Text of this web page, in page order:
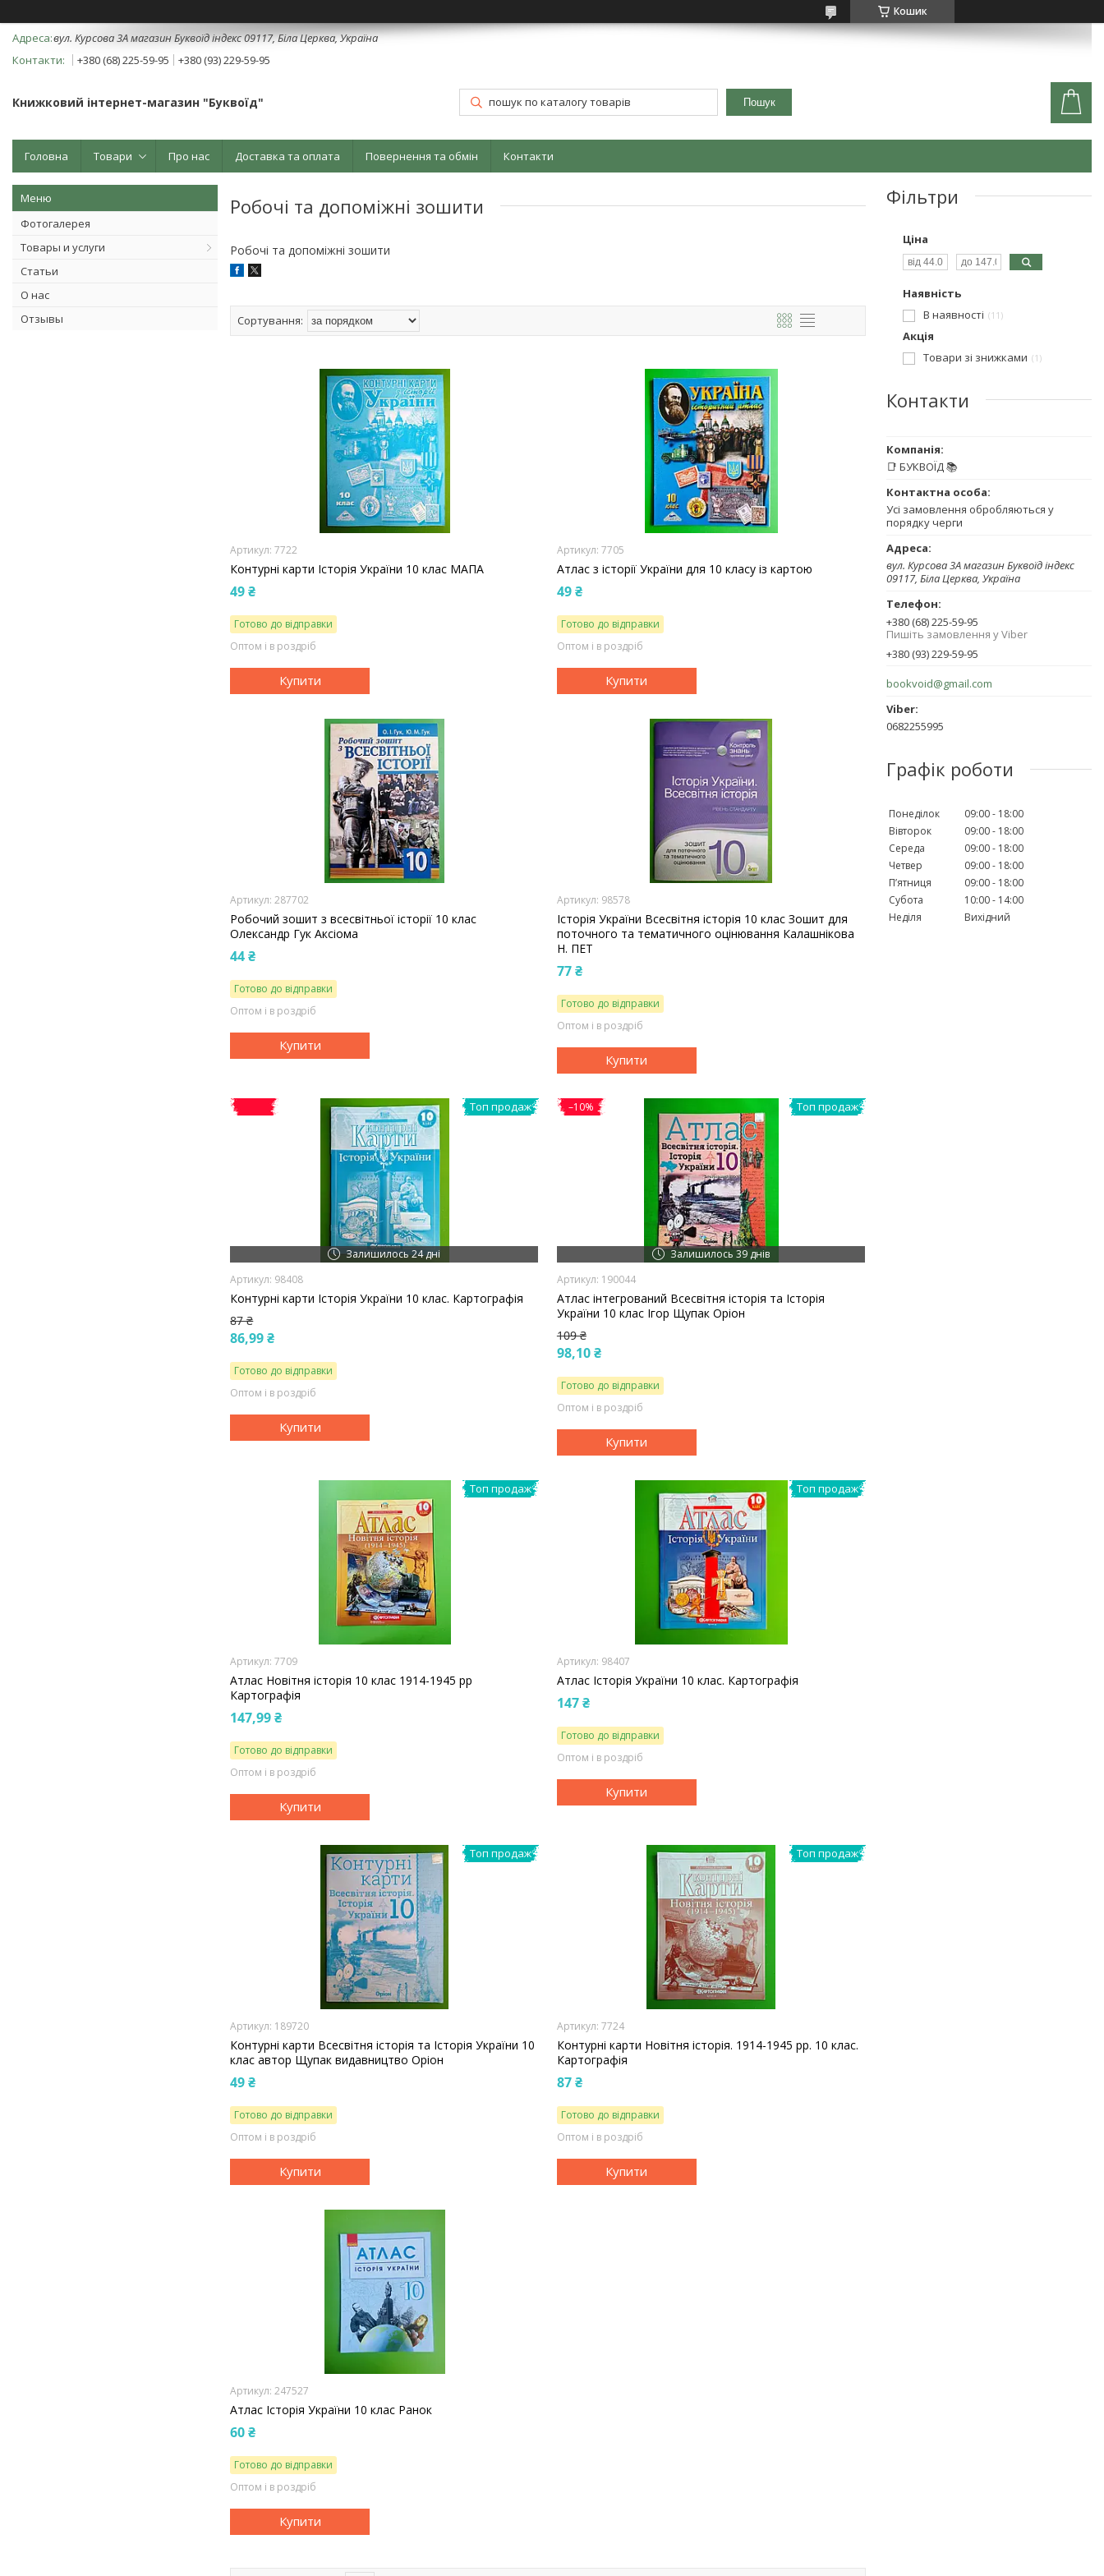
Кошик
вул. Курсова 3А магазин Буквоїд індекс 09117, Біла Церква, Україна
+380 (68) 225-59-95
+380 (93) 229-59-95
Книжковий інтернет-магазин "Буквоїд" Пошук
Головна Товари Про нас Доставка та оплата Повернення та обмін Контакти
Фотогалерея
Товары и услуги
Статьи
О нас
Отзывы
Робочі та допоміжні зошити
Робочі та допоміжні зошити
7722
Контурні карти Історія України 10 клас МАПА
49 ₴
Готово до відправки
Оптом і в роздріб
Купити
7705
Атлас з історії України для 10 класу із картою
49 ₴
Готово до відправки
Оптом і в роздріб
Купити
287702
Робочий зошит з всесвітньої історії 10 клас
Олександр Гук Аксіома
44 ₴
Готово до відправки
Оптом і в роздріб
Купити
98578
Історія України Всесвітня історія 10 клас Зошит для
поточного та тематичного оцінювання Калашнікова
Н. ПЕТ
77 ₴
Готово до відправки
Оптом і в роздріб
Купити
Залишилось 24 дні
Топ продаж
98408
Контурні карти Історія України 10 клас. Картографія
87 ₴
86,99 ₴
Готово до відправки
Оптом і в роздріб
Купити
–10%
Залишилось 39 днів
Топ продаж
190044
Атлас інтегрований Всесвітня історія та Історія
України 10 клас Ігор Щупак Оріон
109 ₴
98,10 ₴
Готово до відправки
Оптом і в роздріб
Купити
Топ продаж
7709
Атлас Новітня історія 10 клас 1914-1945 рр
Картографія
147,99 ₴
Готово до відправки
Оптом і в роздріб
Купити
Топ продаж
98407
Атлас Історія України 10 клас. Картографія
147 ₴
Готово до відправки
Оптом і в роздріб
Купити
Топ продаж
189720
Контурні карти Всесвітня історія та Історія України 10
клас автор Щупак видавництво Оріон
49 ₴
Готово до відправки
Оптом і в роздріб
Купити
Топ продаж
7724
Контурні карти Новітня історія. 1914-1945 рр. 10 клас.
Картографія
87 ₴
Готово до відправки
Оптом і в роздріб
Купити
247527
Атлас Історія України 10 клас Ранок
60 ₴
Готово до відправки
Оптом і в роздріб
Купити
Фільтри
Ціна
Наявність
В наявності
11
Акція
Товари зі знижками
1
Контакти
📑 БУКВОЇД 📚
Усі замовлення обробляються у
порядку черги
вул. Курсова 3А магазин Буквоїд індекс
09117, Біла Церква, Україна
+380 (68) 225-59-95
Пишіть замовлення у Viber
+380 (93) 229-59-95
bookvoid@gmail.com
0682255995
Графік роботи
Понеділок 09:00
18:00
Вівторок
09:00
18:00
Середа
09:00
18:00
Четвер
09:00
18:00
Пʼятниця
09:00
18:00
Субота
10:00
14:00
Неділя
Вихідний